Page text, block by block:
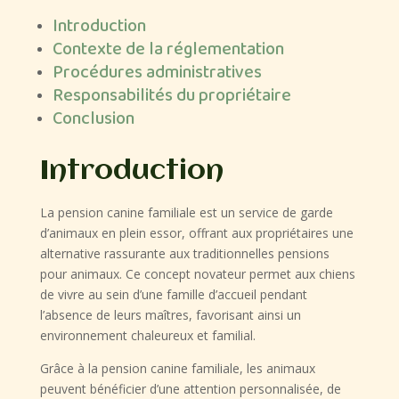
Introduction
Contexte de la réglementation
Procédures administratives
Responsabilités du propriétaire
Conclusion
Introduction
La pension canine familiale est un service de garde
d’animaux en plein essor, offrant aux propriétaires une
alternative rassurante aux traditionnelles pensions
pour animaux. Ce concept novateur permet aux chiens
de vivre au sein d’une famille d’accueil pendant
l’absence de leurs maîtres, favorisant ainsi un
environnement chaleureux et familial.
Grâce à la pension canine familiale, les animaux
peuvent bénéficier d’une attention personnalisée, de